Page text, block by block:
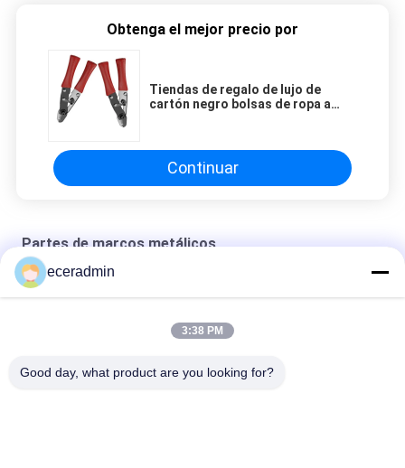
Obtenga el mejor precio por
Tiendas de regalo de lujo de
cartón negro bolsas de ropa a
impreso a medida
Continuar
Partes de marcos metálicos
Envasado de papel de joyería personalizado en caja de regalo
eceradmin
3:38 PM
Good day, what product are you looking for?